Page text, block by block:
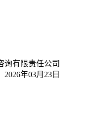
询有限责任公司
2026年03月23日